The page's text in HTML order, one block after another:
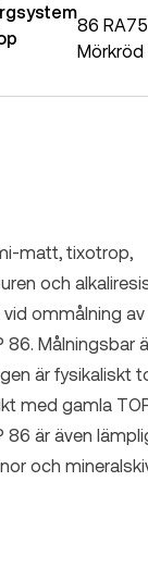
86
Mörkröd
matt, tixotrop,
och
vid ommålning
86. Målningsbar
är fysikaliskt
med gamla
86 är även
och